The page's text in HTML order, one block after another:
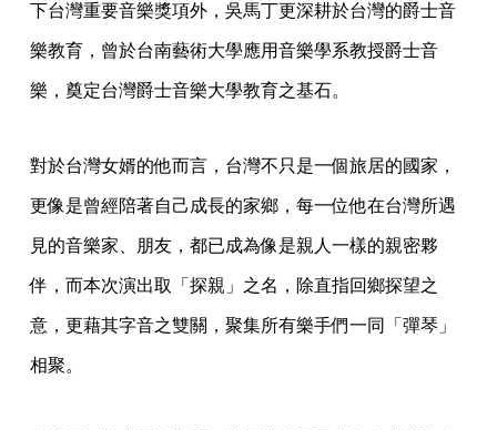
下台灣重要音樂獎項外， 吳馬丁更深耕於台灣的爵士音
樂教育， 曾於台南藝術大學應用音樂學系教授爵士音
樂， 奠定台灣爵士音樂大學教育之基石。
對於台灣女婿的他而言，台灣不只是一個旅居的國家，
更像是曾經陪著自己成長的家鄉，每一位他在台灣所遇
見的音樂家、 朋友，都已成為像是親人一樣的親密夥
伴，而本次演出取「探親」 之名，除直指回鄉探望之
意，更藉其字音之雙關， 聚集所有樂手們一同「彈琴」
相聚。